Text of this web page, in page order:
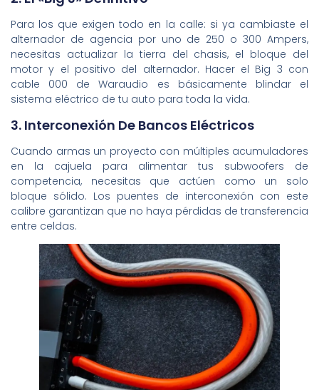
Para los que exigen todo en la calle: si ya cambiaste el
alternador de agencia por uno de 250 o 300 Ampers,
necesitas actualizar la tierra del chasis, el bloque del
motor y el positivo del alternador. Hacer el Big 3 con
cable 000 de Waraudio es básicamente blindar el
sistema eléctrico de tu auto para toda la vida.
3. Interconexión De Bancos Eléctricos
Cuando armas un proyecto con múltiples acumuladores
en la cajuela para alimentar tus subwoofers de
competencia, necesitas que actúen como un solo
bloque sólido. Los puentes de interconexión con este
calibre garantizan que no haya pérdidas de transferencia
entre celdas.